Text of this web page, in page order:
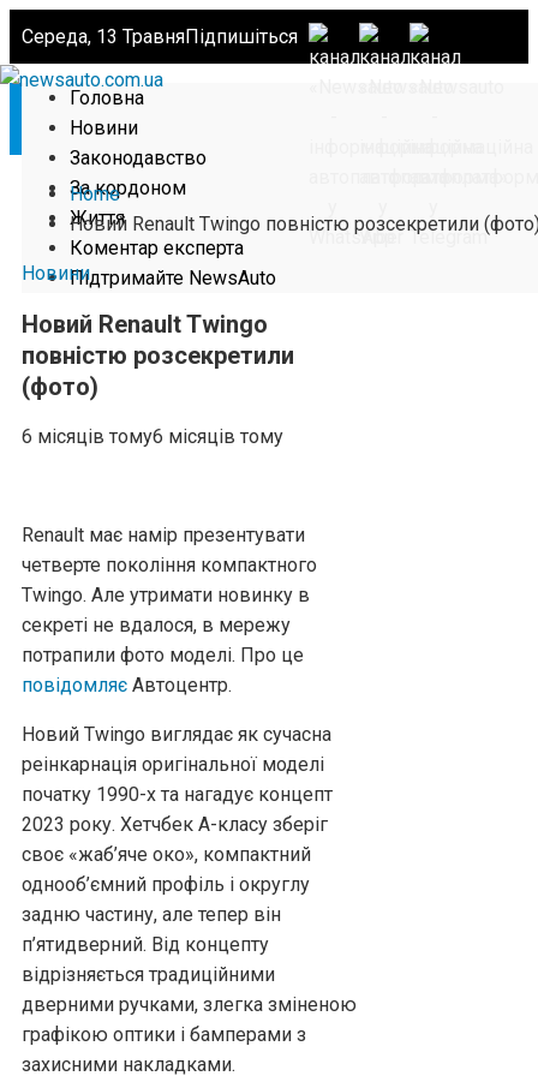
Середа, 13 ТравняПідпишіться
Головна
Новини
Законодавство
За кордоном
Життя
Коментар експерта
Підтримайте NewsAuto
Home
Новий Renault Twingo повністю розсекретили
Новини
Новий Renault Twingo
повністю розсекретили
(фото)
6 місяців тому6 місяців тому
Renault має намір презентувати
четверте покоління компактного
Twingo. Але утримати новинку в
секреті не вдалося, в мережу
потрапили фото моделі. Про це
повідомляє Автоцентр.
Новий Twingo виглядає як сучасна
реінкарнація оригінальної моделі
початку 1990-х та нагадує концепт
2023 року. Хетчбек А-класу зберіг
своє «жаб’яче око», компактний
однооб’ємний профіль і округлу
задню частину, але тепер він
п’ятидверний. Від концепту
відрізняється традиційними
дверними ручками, злегка зміненою
графікою оптики і бамперами з
захисними накладками.